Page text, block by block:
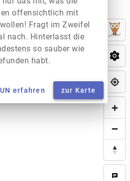
chat
offensichtlich mit
Fragt im Zweifel
nach. Hinterlasst die
so sauber wie
habt.
erfahren zur Karte